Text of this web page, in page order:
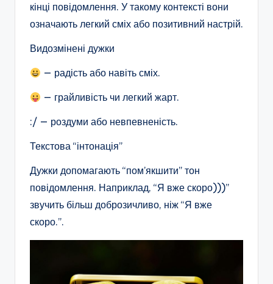
кінці повідомлення. У такому контексті вони
означають легкий сміх або позитивний настрій.
Видозмінені дужки
— радість або навіть сміх.
— грайливість чи легкий жарт.
:/ — роздуми або невпевненість.
Текстова “інтонація”
Дужки допомагають “пом’якшити” тон
повідомлення. Наприклад, “Я вже скоро)))”
звучить більш доброзичливо, ніж “Я вже
скоро.”.